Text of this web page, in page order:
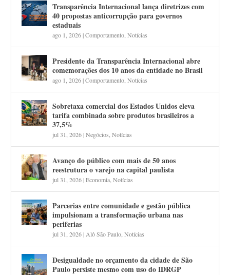
Transparência Internacional lança diretrizes com
40 propostas anticorrupção para governos
estaduais
ago 1, 2026|Comportamento ,Notícias
Presidente da Transparência Internacional abre
comemorações dos 10 anos da entidade no Brasil
ago 1, 2026|Comportamento ,Notícias
Sobretaxa comercial dos Estados Unidos eleva
tarifa combinada sobre produtos brasileiros a
37,5%
jul 31, 2026|Negócios ,Notícias
Avanço do público com mais de 50 anos
reestrutura o varejo na capital paulista
jul 31, 2026|Economia ,Notícias
Parcerias entre comunidade e gestão pública
impulsionam a transformação urbana nas
periferias
jul 31, 2026| Alô São Paulo ,Notícias
Desigualdade no orçamento da cidade de São
Paulo persiste mesmo com uso do IDRGP